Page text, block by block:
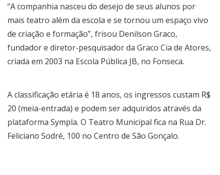
“A companhia nasceu do desejo de seus alunos por
mais teatro além da escola e se tornou um espaço vivo
de criação e formação”, frisou Denilson Graco,
fundador e diretor-pesquisador da Graco Cia de Atores,
criada em 2003 na Escola Pública JB, no Fonseca.
A classificação etária é 18 anos, os ingressos custam R$
20 (meia-entrada) e podem ser adquiridos através da
plataforma Sympla. O Teatro Municipal fica na Rua Dr.
Feliciano Sodré, 100 no Centro de São Gonçalo.